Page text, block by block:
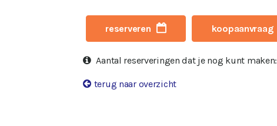
reserveren koopaanvraag
Aantal reserveringen dat je nog kunt maken:
terug naar overzicht